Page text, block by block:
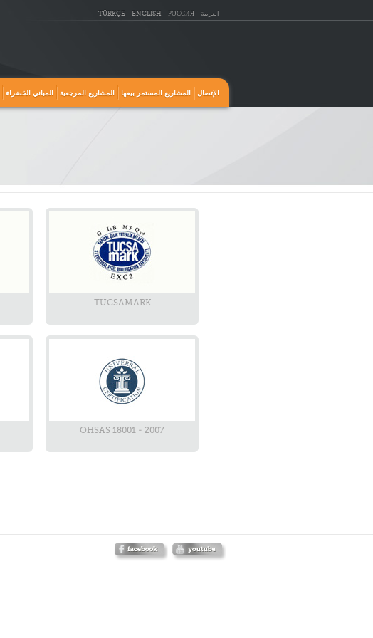
TÜRKÇE ENGLISH РОССИЯ العربية
المباني الخضراء المشاريع المرجعية المشاريع المستمر بيعها الإتصال
TUCSAMARK
OHSAS 18001 - 2007